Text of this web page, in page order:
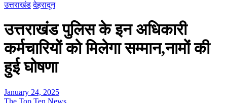
उत्तराखंड देहरादून
उत्तराखंड पुलिस के इन अधिकारी
कर्मचारियों को मिलेगा सम्मान,नामों की
हुई घोषणा
January 24, 2025
The Top Ten News